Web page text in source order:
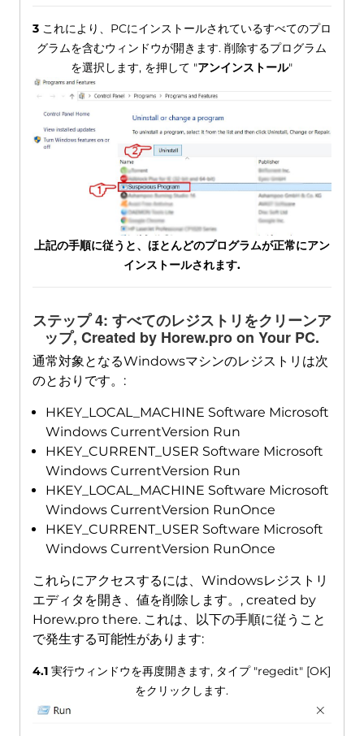
3これにより、PCにインストールされているすべてのプロ
グラムを含むウィンドウが開きます. 削除するプログラム
を選択します, を押して "アンインストール"
上記の手順に従うと、ほとんどのプログラムが正常にアン
インストールされます.
ステップ 4: すべてのレジストリをクリーンア
ップ,Created by Horew.pro on Your PC.
通常対象となるWindowsマシンのレジストリは次
のとおりです。:
HKEY_LOCAL_MACHINE Software Microsoft
Windows CurrentVersion Run
HKEY_CURRENT_USER Software Microsoft
Windows CurrentVersion Run
HKEY_LOCAL_MACHINE Software Microsoft
Windows CurrentVersion RunOnce
HKEY_CURRENT_USER Software Microsoft
Windows CurrentVersion RunOnce
これらにアクセスするには、Windowsレジストリ
エディタを開き、値を削除します。, created by
Horew.pro there. これは、以下の手順に従うこと
で発生する可能性があります:
4.1 実行ウィンドウを再度開きます, タイプ "regedit" [OK]
をクリックします.